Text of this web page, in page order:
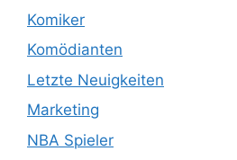
Komiker
Komödianten
Letzte Neuigkeiten
Marketing
NBA Spieler